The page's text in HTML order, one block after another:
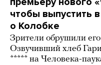
чтобы выпустить
о Колобке
Зрители обрушили
Озвучивший хлеб
***** на Человека-